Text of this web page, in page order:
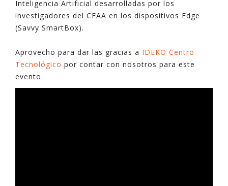
Inteligencia Artificial desarrolladas por los
investigadores del CFAA en los dispositivos Edge
(Savvy SmartBox).
Aprovecho para dar las gracias a IDEKO Centro
Tecnológico por contar con nosotros para este
evento.